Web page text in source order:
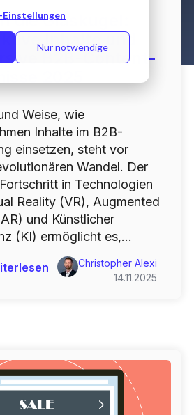
Nur notwendige
die Glaskugel:
Inhalte und
B2B-Content-
Christopher Alexi
14.11.2025
Weise, wie
Inhalte im B2B-
einsetzen, steht vor
Wandel. Der
in Technologien
Reality (VR), Augmented
und Künstlicher
(KI) ermöglicht es,...